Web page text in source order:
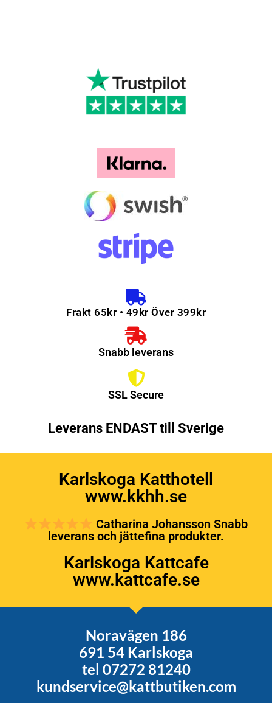
Frakt 65kr • 49kr Över 399kr
Snabb leverans
SSL Secure
Leverans ENDAST till Sverige
Karlskoga Katthotell
www.kkhh.se
Catharina Johansson Snabb
leverans och jättefina produkter.
Karlskoga Kattcafe
www.kattcafe.se
Noravägen 186
691 54 Karlskoga
tel 07272 81240
kundservice@kattbutiken.com